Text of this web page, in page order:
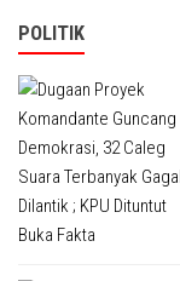
POLITIK